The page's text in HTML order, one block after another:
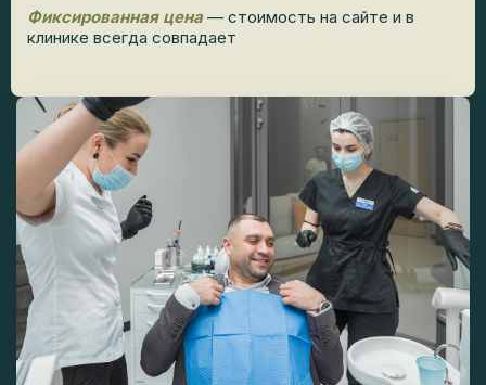
Фиксированная цена— стоимость на сайте и в
клинике всегда совпадает